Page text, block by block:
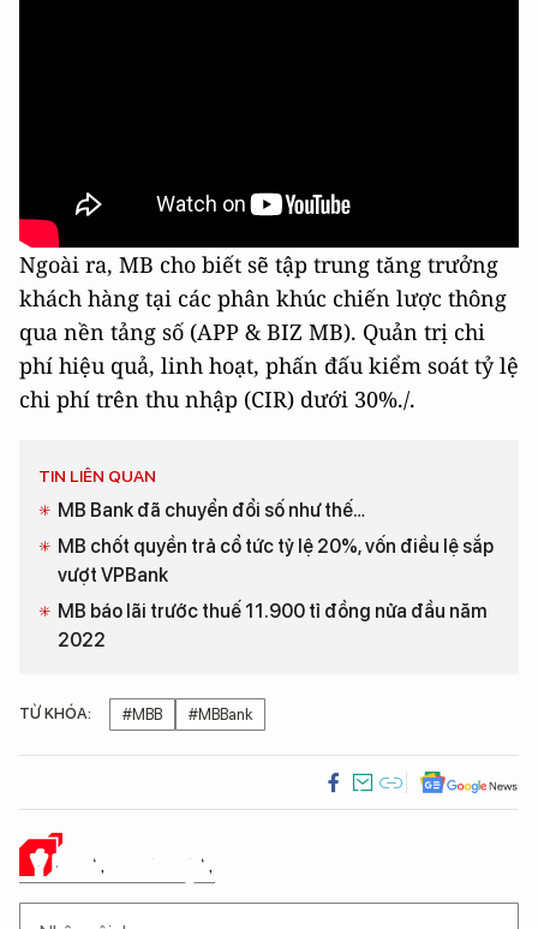
Ngoài ra, MB cho biết sẽ tập trung tăng trưởng
khách hàng tại các phân khúc chiến lược thông
qua nền tảng số (APP & BIZ MB). Quản trị chi
phí hiệu quả, linh hoạt, phấn đấu kiểm soát tỷ lệ
chi phí trên thu nhập (CIR) dưới 30%./.
TIN LIÊN QUAN
MB Bank đã chuyển đổi số như thế…
MB chốt quyền trả cổ tức tỷ lệ 20%, vốn điều lệ sắp
vượt VPBank
MB báo lãi trước thuế 11.900 tỉ đồng nửa đầu năm
2022
TỪ KHÓA: #MBB #MBBank
Ý KIẾN CỦA BẠN